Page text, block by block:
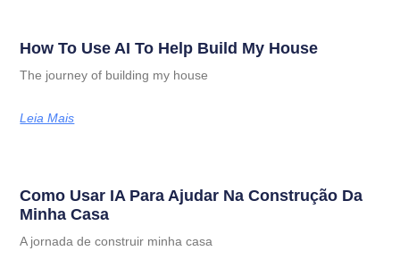
How To Use AI To Help Build My House
The journey of building my house
Leia Mais
Como Usar IA Para Ajudar Na Construção Da
Minha Casa
A jornada de construir minha casa